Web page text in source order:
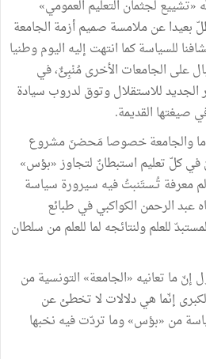
«تشييع لجثمان التعليم العمومي»
عن ملامسة صميم أزمة الجامعة
للسياسة كما انتهت إليه اليوم وطنيا
على الجامعات الأخرى مُنْبِئٌ، في
الجديد للاستقلال وتوق لدروب سيادة
صيغتها القديمة.
والجامعة خصوصا مَحضنَ مشروع
في كلّ تعليم استبطانٌ لتجاوز «بؤس»
معرفة تُـستَنبتُ فيه سيرورة سياسة
عبد الرحمن الكواكبي في طبائع
للعلم ولنتائجه لما للعلم من سلطان
ما تعانيه «الجامعة» التونسية من
إنّما هي دلالات لا تخطئ عن
من «بؤس» وما تردّت فيه نخبها